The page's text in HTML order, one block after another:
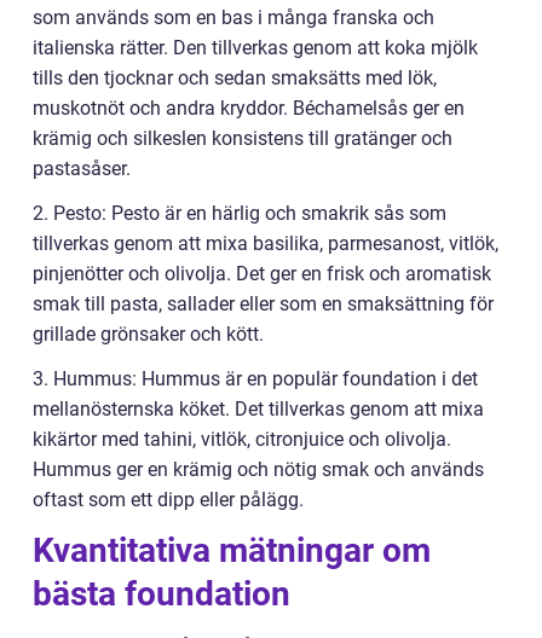
som används som en bas i många franska och
italienska rätter. Den tillverkas genom att koka mjölk
tills den tjocknar och sedan smaksätts med lök,
muskotnöt och andra kryddor. Béchamelsås ger en
krämig och silkeslen konsistens till gratänger och
pastasåser.
2. Pesto: Pesto är en härlig och smakrik sås som
tillverkas genom att mixa basilika, parmesanost, vitlök,
pinjenötter och olivolja. Det ger en frisk och aromatisk
smak till pasta, sallader eller som en smaksättning för
grillade grönsaker och kött.
3. Hummus: Hummus är en populär foundation i det
mellanösternska köket. Det tillverkas genom att mixa
kikärtor med tahini, vitlök, citronjuice och olivolja.
Hummus ger en krämig och nötig smak och används
oftast som ett dipp eller pålägg.
Kvantitativa mätningar om
bästa foundation